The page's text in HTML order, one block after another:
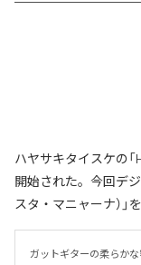
ハヤサキタイスケの「
開始された。今回デ
スタ・マニャーナ）」
ガットギターの柔らか